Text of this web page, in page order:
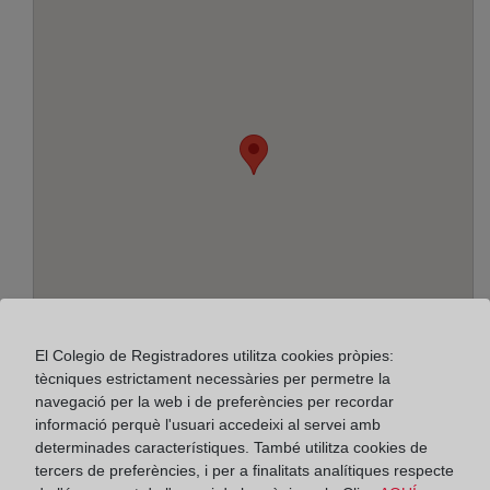
Adreça:
Plaza de la Constitución, s/n, 15702
Horario:
El Colegio de Registradores utilitza cookies pròpies:
tècniques estrictament necessàries per permetre la
navegació per la web i de preferències per recordar
informació perquè l'usuari accedeixi al servei amb
determinades característiques. També utilitza cookies de
tercers de preferències, i per a finalitats analítiques respecte